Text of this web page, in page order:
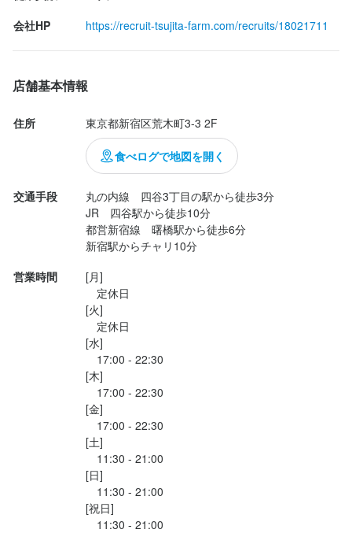
会社HP
https://recruit-tsujita-farm.com/recruits/18021711
店舗基本情報
住所 東京都新宿区荒木町3-3 2F
食べログで地図を開く
交通手段
丸の内線　四谷3丁目の駅から徒歩3分
JR　四谷駅から徒歩10分
都営新宿線　曙橋駅から徒歩6分
新宿駅からチャリ10分
営業時間
[月]
定休日
[火]
定休日
[水]
17:00 - 22:30
[木]
17:00 - 22:30
[金]
17:00 - 22:30
[土]
11:30 - 21:00
[日]
11:30 - 21:00
[祝日]
11:30 - 21:00
を学びました。
みません。
こうした経験から、夢を叶えるためには準備資金や自己投資が必
要だと実感しています。
また、経営者への道は孤独な戦いです。
その際、相談でき、信頼できる「師匠」の存在がいれば心強いと
当社では、頑張っている社員を正当に評価し、待遇も充実させて
いますので、若い方でも「資金」を貯めることができます。
そして、私が絶対に裏切らない「師」となれる自信があります。
大きな何かを得るためには、何かを捨てる覚悟も必要です。
ます。
ぜひ応募してください。
東京都新宿区荒木町3-3 2F
大きな何かを得るためには、何かを捨てる覚悟も必要です。
その覚悟がある方、目標に向かって努力できる方を全力で応援し
東京都新宿区荒木町3-3 2F
連絡先
法人名・事業者名
株式会社辻田ファーム
最終更新日2026/08/05
卒業後はイタリアンレストランで修行をし、長期でイタリアへ渡
り、3カ月で124軒のイタリアンレストランを巡り、料理やワイン
連れてイタリアへ食文化の研修に行くなど、成長には投資を惜し
こうした経験から、夢を叶えるためには準備資金や自己投資が必
要だと実感しています。
また、経営者への道は孤独な戦いです。
その際、相談でき、信頼できる「師匠」の存在がいれば心強いと
思います。
当社では、頑張っている社員を正当に評価し、待遇も充実させて
いますので、若い方でも「資金」を貯めることができます。
そして、私が絶対に裏切らない「師」となれる自信があります。
大きな何かを得るためには、何かを捨てる覚悟も必要です。
その覚悟がある方、目標に向かって努力できる方を全力で応援し
ぜひ応募してください。
東京都新宿区荒木町3-3 2F
東京都新宿区荒木町3-3 2F
035-925-8838
法人名・事業者名
株式会社辻田ファーム
最終更新日2026/08/05
連絡先
法人名・事業者名
株式会社辻田ファーム
最終更新日2026/08/06
ます。
勤務地
東京都新宿区荒木町3-3 2F
035-925-8838
法人名・事業者名
株式会社辻田ファーム
最終更新日2026/08/06
も挑戦できる環境をご用意しています。
得意を活かして一緒に楽しく働きましょう★
ご応募お待ちしております。
オステリア T
東京都新宿区荒木町3-3 2F
法人名・事業者名
株式会社辻田ファーム
最終更新日2026/08/05
得意を活かして一緒に楽しく働きましょう★
東京都新宿区荒木町3-3 2F
連絡先
法人名・事業者名
株式会社辻田ファーム
最終更新日2026/08/06
「誰にも負けないこんな特技がある！」「こんなスキルを持った
スペシャリストだ！」
現在、3店舗を運営しており、あなたのやってみたいことになんで
得意を活かして一緒に楽しく働きましょう★
ご応募お待ちしております。
オステリア T
東京都新宿区荒木町3-3 2F
法人名・事業者名
株式会社辻田ファーム
最終更新日2026/08/05